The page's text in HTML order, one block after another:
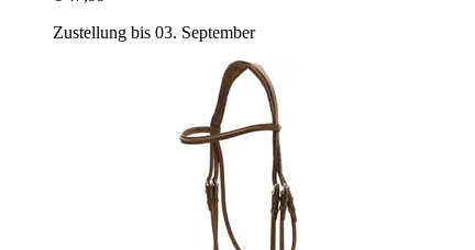
Zustellung bis 03. September